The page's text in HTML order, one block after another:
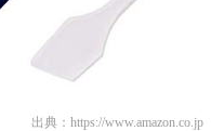
出典： https://www.amazon.co.jp